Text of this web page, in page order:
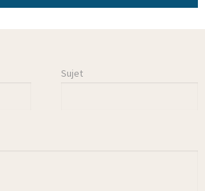
Sujet